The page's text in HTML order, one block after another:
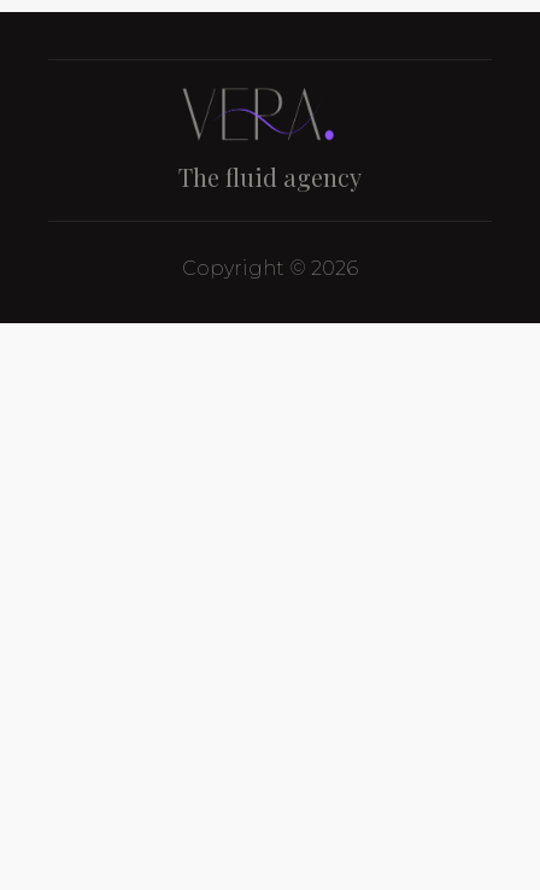
The fluid agency
Copyright © 2026